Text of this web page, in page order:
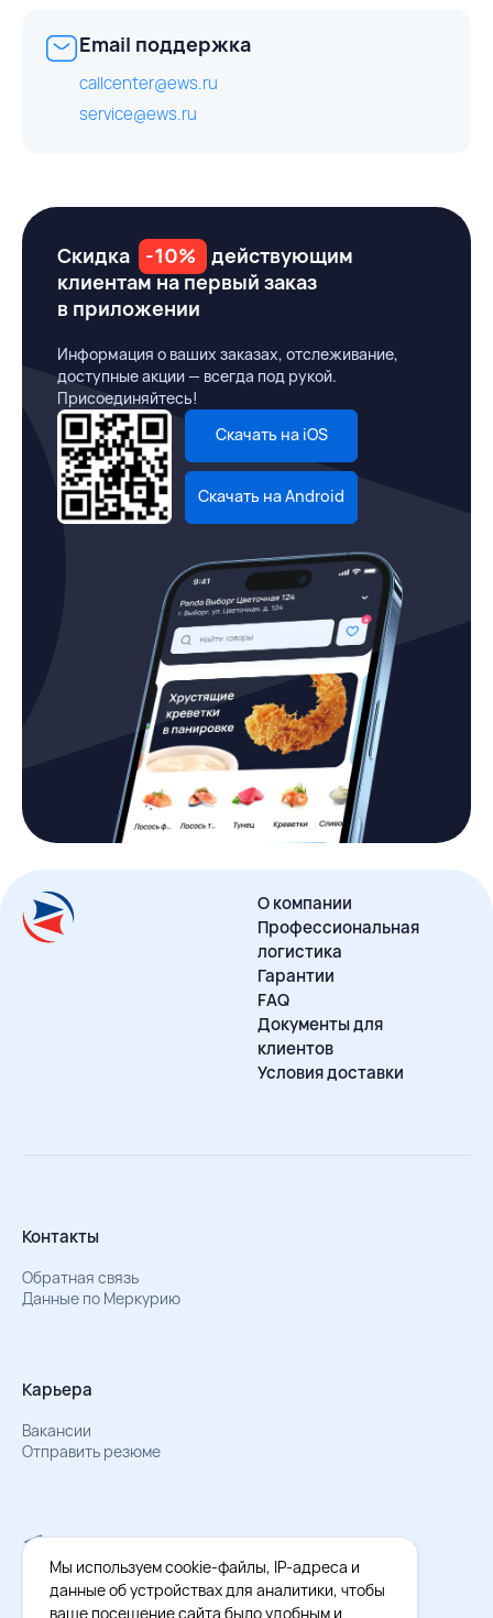
Email поддержка
callcenter@ews.ru
service@ews.ru
Скидка -10%
действующим
клиентам на первый заказ
в приложении
Информация о ваших заказах, отслеживание,
доступные акции — всегда под рукой.
Присоединяйтесь!
Скачать на iOS
Скачать на Android
О компании
Профессиональная
логистика
Гарантии
FAQ
Документы для
клиентов
Условия доставки
Контакты
Обратная связь
Данные по Меркурию
Карьера
Вакансии
Отправить резюме
Мы в Телеграм
Документы об обработке персональных данных
Охрана труда – результаты СОУТ
Мы используем cookie-файлы, IP-адреса и
данные об устройствах для аналитики, чтобы
ваше посещение сайта было удобным и